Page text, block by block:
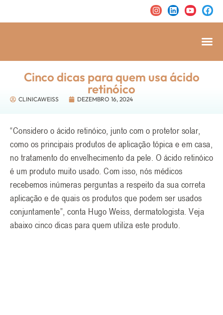
Cinco dicas para quem usa ácido
retinóico
CLINICAWEISS DEZEMBRO 16, 2024
“Considero o ácido retinóico, junto com o protetor solar,
como os principais produtos de aplicação tópica e em casa,
no tratamento do envelhecimento da pele. O ácido retinóico
é um produto muito usado. Com isso, nós médicos
recebemos inúmeras perguntas a respeito da sua correta
aplicação e de quais os produtos que podem ser usados
conjuntamente”, conta Hugo Weiss, dermatologista. Veja
abaixo cinco dicas para quem utiliza este produto.